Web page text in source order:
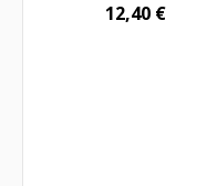
12,40 €